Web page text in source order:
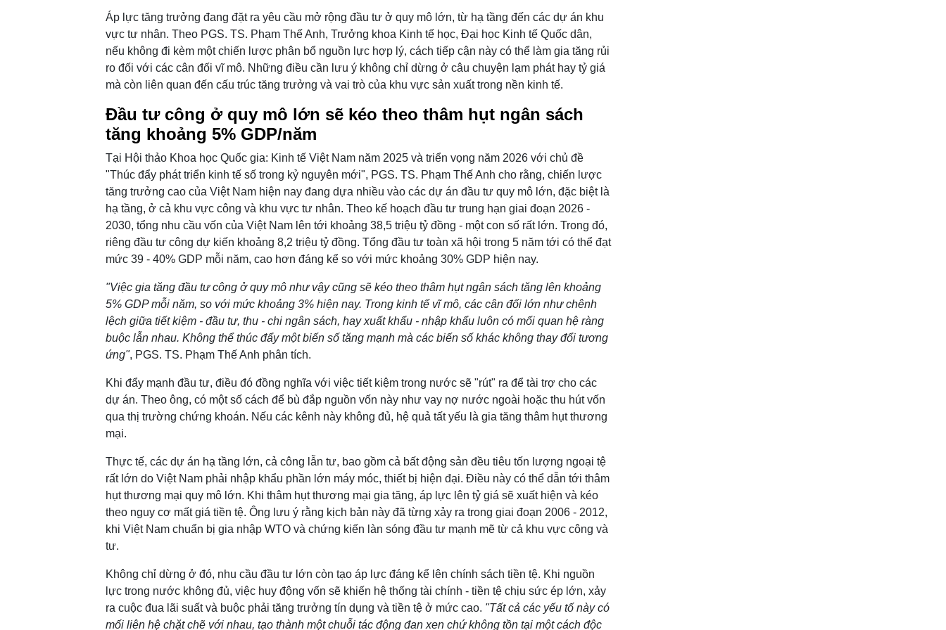
Áp lực tăng trưởng đang đặt ra yêu cầu mở rộng đầu tư ở quy mô lớn, từ hạ tầng đến các dự án khu
vực tư nhân. Theo PGS. TS. Phạm Thế Anh, Trưởng khoa Kinh tế học, Đại học Kinh tế Quốc dân,
nếu không đi kèm một chiến lược phân bổ nguồn lực hợp lý, cách tiếp cận này có thể làm gia tăng rủi
ro đối với các cân đối vĩ mô. Những điều cần lưu ý không chỉ dừng ở câu chuyện lạm phát hay tỷ giá
mà còn liên quan đến cấu trúc tăng trưởng và vai trò của khu vực sản xuất trong nền kinh tế.
Đầu tư công ở quy mô lớn sẽ kéo theo thâm hụt ngân sách
tăng khoảng 5% GDP/năm
Tại Hội thảo Khoa học Quốc gia: Kinh tế Việt Nam năm 2025 và triển vọng năm 2026 với chủ đề
"Thúc đẩy phát triển kinh tế số trong kỷ nguyên mới", PGS. TS. Phạm Thế Anh cho rằng, chiến lược
tăng trưởng cao của Việt Nam hiện nay đang dựa nhiều vào các dự án đầu tư quy mô lớn, đặc biệt là
hạ tầng, ở cả khu vực công và khu vực tư nhân. Theo kế hoạch đầu tư trung hạn giai đoạn 2026 -
2030, tổng nhu cầu vốn của Việt Nam lên tới khoảng 38,5 triệu tỷ đồng - một con số rất lớn. Trong đó,
riêng đầu tư công dự kiến khoảng 8,2 triệu tỷ đồng. Tổng đầu tư toàn xã hội trong 5 năm tới có thể đạt
mức 39 - 40% GDP mỗi năm, cao hơn đáng kể so với mức khoảng 30% GDP hiện nay.
"Việc gia tăng đầu tư công ở quy mô như vậy cũng sẽ kéo theo thâm hụt ngân sách tăng lên khoảng
5% GDP mỗi năm, so với mức khoảng 3% hiện nay. Trong kinh tế vĩ mô, các cân đối lớn như chênh
lệch giữa tiết kiệm - đầu tư, thu - chi ngân sách, hay xuất khẩu - nhập khẩu luôn có mối quan hệ ràng
buộc lẫn nhau. Không thể thúc đẩy một biến số tăng mạnh mà các biến số khác không thay đổi tương
ứng", PGS. TS. Phạm Thế Anh phân tích.
Khi đẩy mạnh đầu tư, điều đó đồng nghĩa với việc tiết kiệm trong nước sẽ "rút" ra để tài trợ cho các
dự án. Theo ông, có một số cách để bù đắp nguồn vốn này như vay nợ nước ngoài hoặc thu hút vốn
qua thị trường chứng khoán. Nếu các kênh này không đủ, hệ quả tất yếu là gia tăng thâm hụt thương
mại.
Thực tế, các dự án hạ tầng lớn, cả công lẫn tư, bao gồm cả bất động sản đều tiêu tốn lượng ngoại tệ
rất lớn do Việt Nam phải nhập khẩu phần lớn máy móc, thiết bị hiện đại. Điều này có thể dẫn tới thâm
hụt thương mại quy mô lớn. Khi thâm hụt thương mại gia tăng, áp lực lên tỷ giá sẽ xuất hiện và kéo
theo nguy cơ mất giá tiền tệ. Ông lưu ý rằng kịch bản này đã từng xảy ra trong giai đoạn 2006 - 2012,
khi Việt Nam chuẩn bị gia nhập WTO và chứng kiến làn sóng đầu tư mạnh mẽ từ cả khu vực công và
tư.
Không chỉ dừng ở đó, nhu cầu đầu tư lớn còn tạo áp lực đáng kể lên chính sách tiền tệ. Khi nguồn
lực trong nước không đủ, việc huy động vốn sẽ khiến hệ thống tài chính - tiền tệ chịu sức ép lớn, xảy
ra cuộc đua lãi suất và buộc phải tăng trưởng tín dụng và tiền tệ ở mức cao. "Tất cả các yếu tố này có
mối liên hệ chặt chẽ với nhau, tạo thành một chuỗi tác động đan xen chứ không tồn tại một cách độc